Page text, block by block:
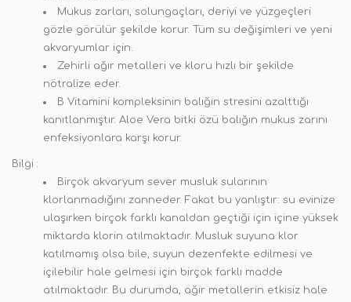
Mukus zarları, solungaçları, deriyi ve yüzgeçleri
gözle görülür şekilde korur. Tüm su değişimleri ve yeni
akvaryumlar için.
Zehirli ağır metalleri ve kloru hızlı bir şekilde
nötralize eder.
B Vitamini kompleksinin balığın stresini azalttığı
kanıtlanmıştır. Aloe Vera bitki özü balığın mukus zarını
enfeksiyonlara karşı korur.
Bilgi :
Birçok akvaryum sever musluk sularının
klorlanmadığını zanneder. Fakat bu yanlıştır: su evinize
ulaşırken birçok farklı kanaldan geçtiği için içine yüksek
miktarda klorin atılmaktadır. Musluk suyuna klor
katılmamış olsa bile, suyun dezenfekte edilmesi ve
içilebilir hale gelmesi için birçok farklı madde
atılmaktadır. Bu durumda, ağır metallerin etkisiz hale